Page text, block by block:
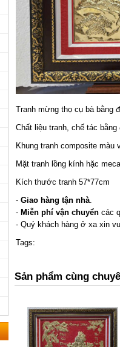
Tranh mừng thọ cụ bà bằng
Chất liệu tranh, chế tác
Khung tranh composite màu
Mặt tranh lồng kính hặc
Kích thước tranh 57*77cm
- Giao hàng tận nhà.
- Miễn phí vận chuyển các
- Quý khách hàng ở xa xin
Tags:
Sản phẩm cùng